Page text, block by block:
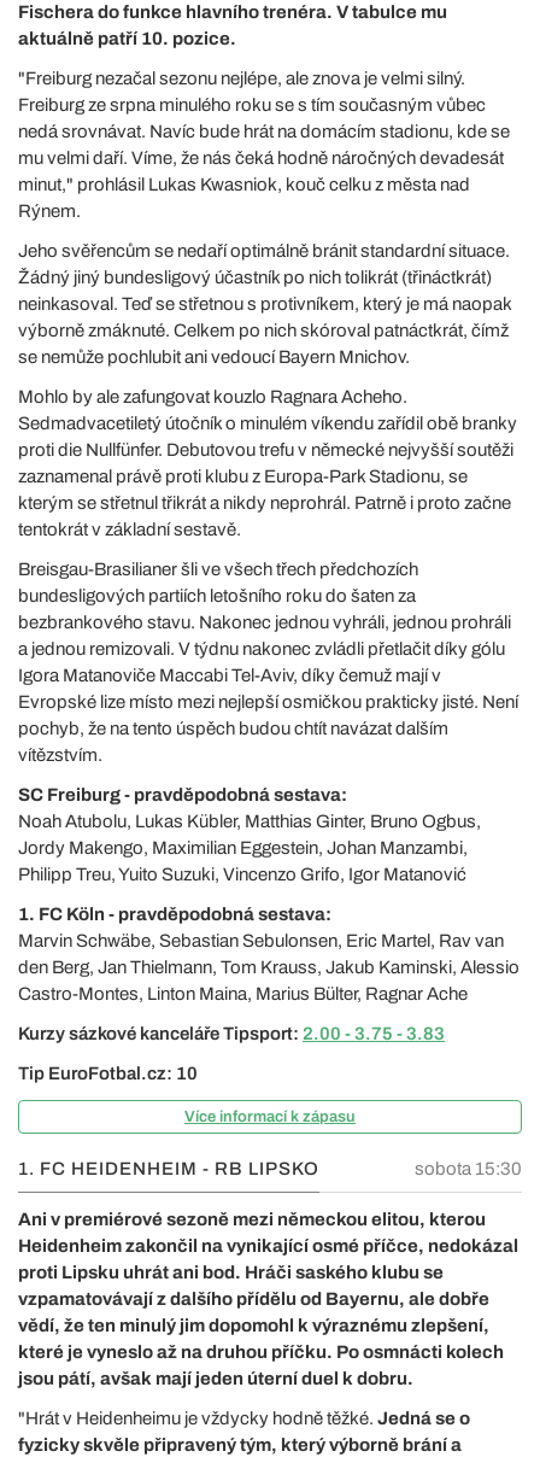
Fischera do funkce hlavního trenéra. V tabulce mu
aktuálně patří 10. pozice.
"Freiburg nezačal sezonu nejlépe, ale znova je velmi silný.
Freiburg ze srpna minulého roku se s tím současným vůbec
nedá srovnávat. Navíc bude hrát na domácím stadionu, kde se
mu velmi daří. Víme, že nás čeká hodně náročných devadesát
minut," prohlásil Lukas Kwasniok, kouč celku z města nad
Rýnem.
Jeho svěřencům se nedaří optimálně bránit standardní situace.
Žádný jiný bundesligový účastník po nich tolikrát (třináctkrát)
neinkasoval. Teď se střetnou s protivníkem, který je má naopak
výborně zmáknuté. Celkem po nich skóroval patnáctkrát, čímž
se nemůže pochlubit ani vedoucí Bayern Mnichov.
Mohlo by ale zafungovat kouzlo Ragnara Acheho.
Sedmadvacetiletý útočník o minulém víkendu zařídil obě branky
proti die Nullfünfer. Debutovou trefu v německé nejvyšší soutěži
zaznamenal právě proti klubu z Europa-Park Stadionu, se
kterým se střetnul třikrát a nikdy neprohrál. Patrně i proto začne
tentokrát v základní sestavě.
Breisgau-Brasilianer šli ve všech třech předchozích
bundesligových partiích letošního roku do šaten za
bezbrankového stavu. Nakonec jednou vyhráli, jednou prohráli
a jednou remizovali. V týdnu nakonec zvládli přetlačit díky gólu
Igora Matanoviče Maccabi Tel-Aviv, díky čemuž mají v
Evropské lize místo mezi nejlepší osmičkou prakticky jisté. Není
pochyb, že na tento úspěch budou chtít navázat dalším
vítězstvím.
SC Freiburg - pravděpodobná sestava:
Noah Atubolu, Lukas Kübler, Matthias Ginter, Bruno Ogbus,
Jordy Makengo, Maximilian Eggestein, Johan Manzambi,
Philipp Treu, Yuito Suzuki, Vincenzo Grifo, Igor Matanović
1. FC Köln - pravděpodobná sestava:
Marvin Schwäbe, Sebastian Sebulonsen, Eric Martel, Rav van
den Berg, Jan Thielmann, Tom Krauss, Jakub Kaminski, Alessio
Castro-Montes, Linton Maina, Marius Bülter, Ragnar Ache
Kurzy sázkové kanceláře Tipsport: 2.00 - 3.75 - 3.83
Tip EuroFotbal.cz: 10
Více informací k zápasu
1. FC HEIDENHEIM - RB LIPSKO sobota 15:30
Ani v premiérové sezoně mezi německou elitou, kterou
Heidenheim zakončil na vynikající osmé příčce, nedokázal
proti Lipsku uhrát ani bod. Hráči saského klubu se
vzpamatovávají z dalšího přídělu od Bayernu, ale dobře
vědí, že ten minulý jim dopomohl k výraznému zlepšení,
které je vyneslo až na druhou příčku. Po osmnácti kolech
jsou pátí, avšak mají jeden úterní duel k dobru.
"Hrát v Heidenheimu je vždycky hodně těžké. Jedná se o
fyzicky skvěle připravený tým, který výborně brání a